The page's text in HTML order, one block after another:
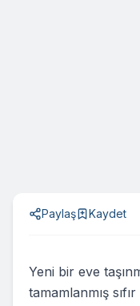
Paylaş Kaydet
Yeni bir eve
tamamlanmış